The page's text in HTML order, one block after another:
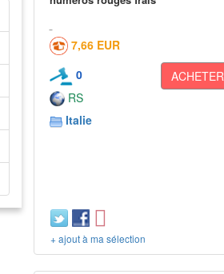
7,66 EUR
0
ACHETER
RS
Italie
+ ajout à ma sélection